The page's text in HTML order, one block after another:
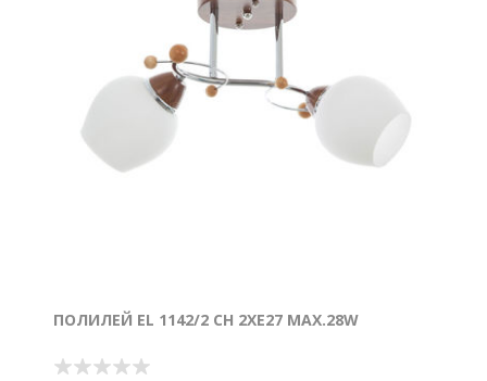
ПОЛИЛЕЙ EL 1142/2 CH 2ХE27 MAX.28W